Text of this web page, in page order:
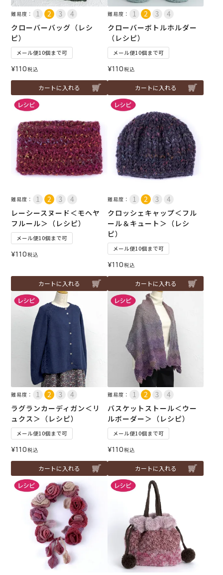
難易度：
クローバーバッグ（レシ
ピ）
メール便10個まで可
¥110税込
カートに入れる
難易度：
クローバーボトルホルダー
（レシピ）
メール便10個まで可
¥110税込
カートに入れる
難易度：
レーシースヌード＜モヘヤ
フルール＞（レシピ）
メール便10個まで可
¥110税込
カートに入れる
難易度：
クロッシェキャップ＜フル
ール＆キュート＞（レシ
ピ）
メール便10個まで可
¥110税込
カートに入れる
難易度：
ラグランカーディガン＜リ
ュクス＞（レシピ）
メール便10個まで可
¥110税込
カートに入れる
難易度：
バスケットストール＜ウー
ルボーダー＞（レシピ）
メール便10個まで可
¥110税込
カートに入れる